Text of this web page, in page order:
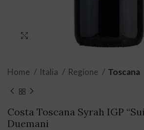
Click to enlarge
Home Italia Regione Toscana
Costa Toscana Syrah IGP
Duemani